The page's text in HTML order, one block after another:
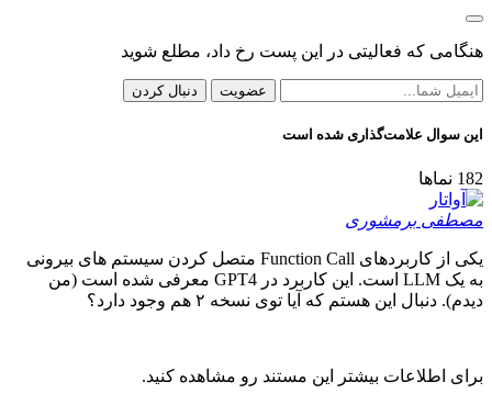
هنگامی که فعالیتی در این پست رخ داد، مطلع شوید
عضویت دنبال کردن
این سوال علامت‌گذاری شده است
182 نماها
مصطفی برمشوری
یکی از کاربردهای Function Call متصل کردن سیستم های بیرونی
به یک LLM است. این کاربرد در GPT4 معرفی شده است (من
دیدم). دنبال این هستم که آیا توی نسخه ۲ هم وجود دارد؟
برای اطلاعات بیشتر این مستند رو مشاهده کنید.